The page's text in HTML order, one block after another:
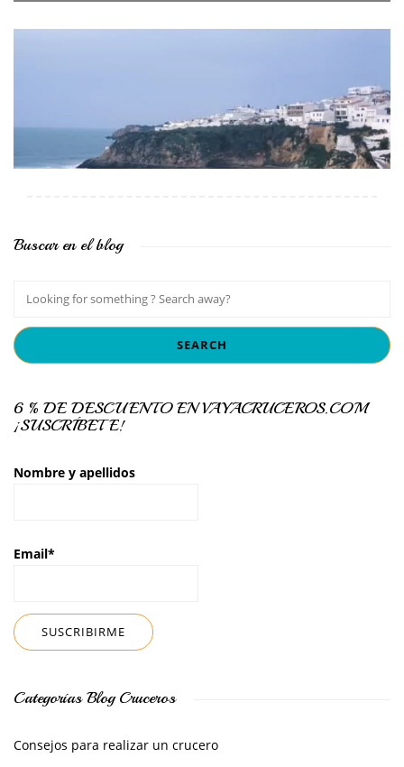
Buscar en el blog
6 % DE DESCUENTO EN VAYACRUCEROS.COM
¡SUSCRÍBETE!
Nombre y apellidos
Email*
Categorías Blog Cruceros
Consejos para realizar un crucero